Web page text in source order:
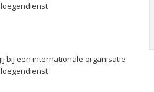
bij een internationale organisatie